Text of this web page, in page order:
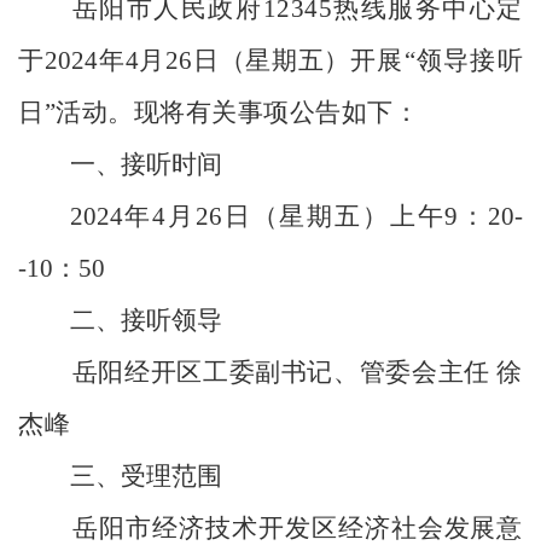
岳阳市人民政府12345热线服务中心定
于2024年4月 26 日（星期五）开展“领导接听
日 ”活动。现将有关事项公告如下：
一、接听时间
2024年4 月 26 日（星期五 ）上午9 ： 20-
-10 ： 50
二、接听领导
岳阳经开区工委副书记、管委会主任 徐
杰峰
三、受理范围
岳阳市经济技术开发区经济社会发展意